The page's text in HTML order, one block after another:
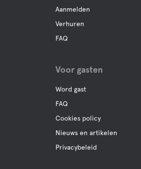
Lange schaatsen
Aanmelden
Verhuren
FAQ
Voor gasten
Word gast
FAQ
Cookies policy
Nieuws en artikelen
Privacybeleid